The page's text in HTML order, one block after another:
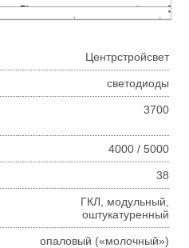
Центрстройсвет
светодиоды
3700
4000 / 5000
38
ГКЛ, модульный,
оштукатуренный
опаловый («молочный»)